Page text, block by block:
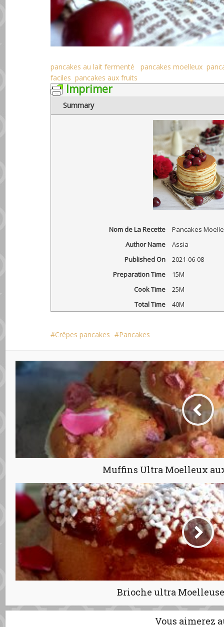
pancakes au lait fermenté pancakes moelleux
faciles pancakes aux fruits
Imprimer
Summary
Nom de La Recette
Pancakes
Author Name
Assia
Published On
2021-06-08
Preparation Time
15M
Cook Time
25M
Total Time
40M
Crêpes pancakes Pancakes
Muffins Ultra Moelleux
Brioche ultra
Vous aimerez